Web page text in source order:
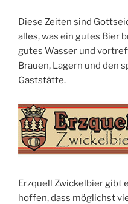
Diese Zeiten sind
alles, was ein gutes Bier
gutes Wasser und
Brauen, Lagern und den
Gaststätte.
Erzquell Zwickelbier gibt
hoffen, dass möglichst